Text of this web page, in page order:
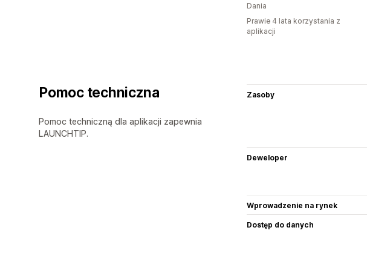
Dania
Prawie 4 lata korzystania z
aplikacji
Pomoc techniczna
Pomoc techniczną dla aplikacji zapewnia
LAUNCHTIP.
Zasoby
Deweloper
Wprowadzenie na rynek
Dostęp do danych